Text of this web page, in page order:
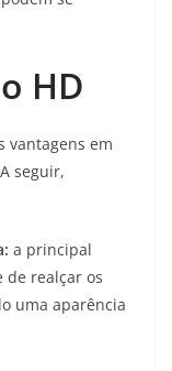
HD
vantagens em
seguir,
a principal
de realçar os
uma aparência